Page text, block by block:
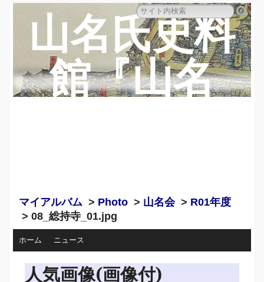
山名氏史料
館『山名
マイアルバム > Photo > 山名会> R01年度
> 08_総持寺_01.jpg
ホーム ニュース
人気画像(画像付)